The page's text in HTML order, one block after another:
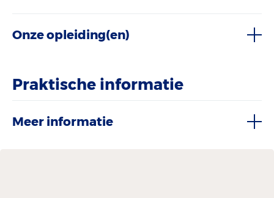
Onze opleiding(en)
Praktische informatie
Meer informatie